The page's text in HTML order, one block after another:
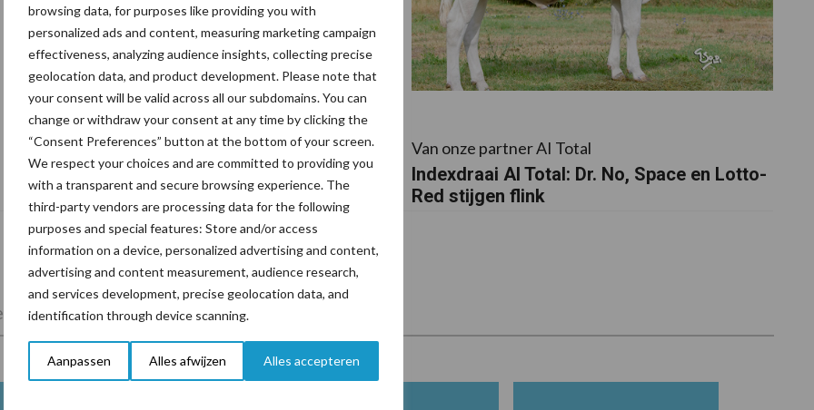
browsing data, for purposes like providing you with
personalized ads and content, measuring marketing campaign
effectiveness, analyzing audience insights, collecting precise
geolocation data, and product development. Please note that
your consent will be valid across all our subdomains. You can
change or withdraw your consent at any time by clicking the
“Consent Preferences” button at the bottom of your screen.
We respect your choices and are committed to providing you
with a transparent and secure browsing experience. The
third-party vendors are processing data for the following
purposes and special features: Store and/or access
information on a device, personalized advertising and content,
advertising and content measurement, audience research,
and services development, precise geolocation data, and
identification through device scanning.
Aanpassen Alles afwijzen Alles accepteren
Van onze partner AI Total
Dochtergroep Andy-Red toont
ontwikkeling laatste jaren
Van onze partner AI Total
Indexdraai AI Total: Dr. No, Space en Lotto-
Red stijgen flink
Veevoer Wet en regelgeving